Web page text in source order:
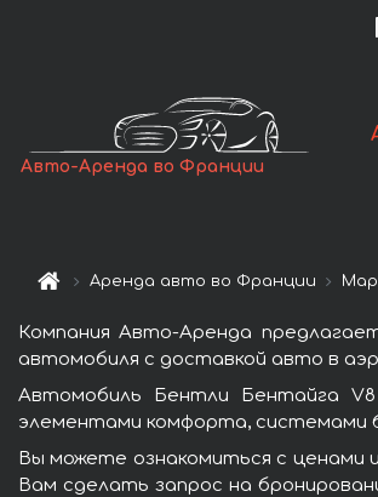
Авто-Аренда во Франции
Аренда авто во Франции
Компания Авто-Аренда
автомобиля с доставкой авто в
Автомобиль Бентли Бентайга
элементами комфорта, системами
Вы можете ознакомиться с ценами
Вам сделать запрос на